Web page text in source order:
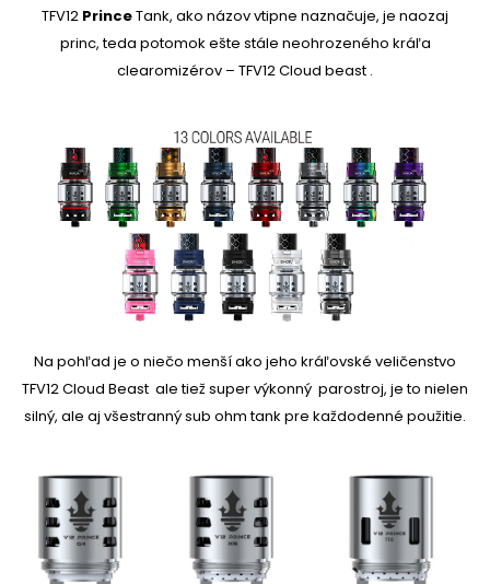
TFV12 PrinceTank, ako názov vtipne naznačuje, je naozaj
princ, teda potomok ešte stále neohrozeného kráľa
clearomizérov – TFV12 Cloud beast .
Na pohľad je o niečo menší ako jeho kráľovské veličenstvo
TFV12 Cloud Beast ale tiež super výkonný parostroj, je to nielen
silný, ale aj všestranný sub ohm tank pre každodenné použitie.